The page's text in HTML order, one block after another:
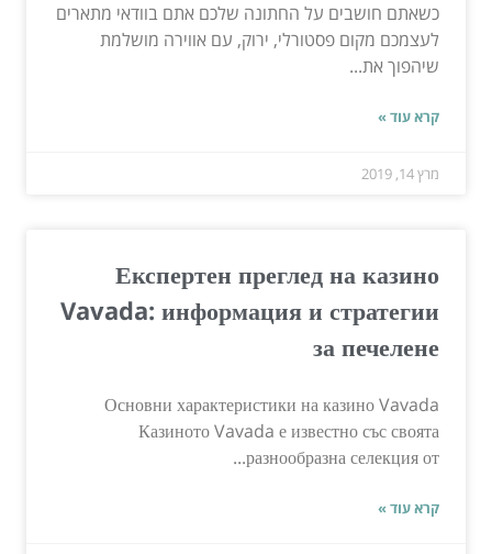
כשאתם חושבים על החתונה שלכם אתם בוודאי מתארים
לעצמכם מקום פסטורלי, ירוק, עם אווירה מושלמת
שיהפוך את...
קרא עוד »
מרץ 14, 2019
Експертен преглед на казино
Vavada: информация и стратегии
за печелене
Основни характеристики на казино Vavada
Казиното Vavada е известно със своята
разнообразна селекция от...
קרא עוד »